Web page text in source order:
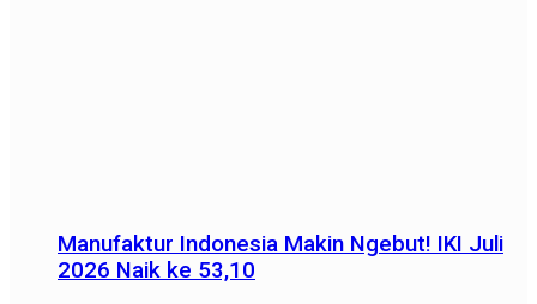
Manufaktur Indonesia Makin Ngebut! IKI Juli
2026 Naik ke 53,10